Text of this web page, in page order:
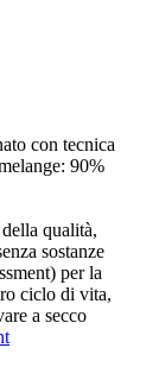
con tecnica
90%
qualità,
sostanze
per la
ciclo di vita,
a secco